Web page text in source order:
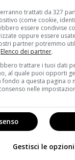
a remi, ma
mano a Eric ne
in acqua.
trattati da 327
(come cookie,
essere condivise
oppure essere
partner potremmo
Elenco dei partner.
trattare i tuoi dati
al quale puoi opporti
fondo a questa pagina o
nelle
Gestisci le opzioni